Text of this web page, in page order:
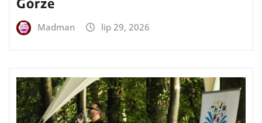
Madman lip 29, 2026